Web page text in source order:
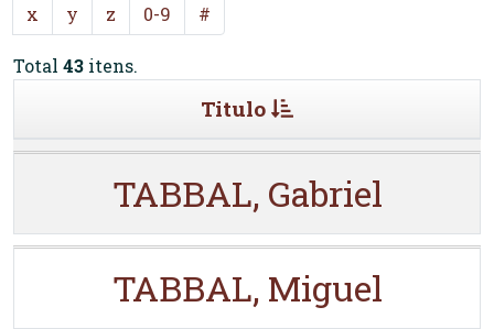
x
y z 0-9 #
Total 43 itens.
Titulo
TABBAL, Gabriel
TABBAL, Miguel